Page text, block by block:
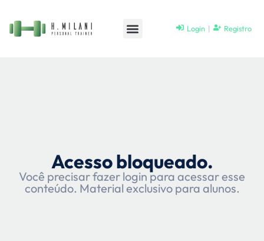
Login | Registro
Acesso bloqueado.
Você precisar fazer login para acessar esse
conteúdo. Material exclusivo para alunos.